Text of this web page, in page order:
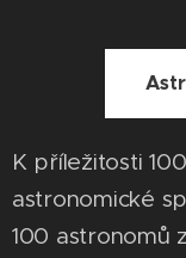
K příležitosti
astronomické
100 astronomů